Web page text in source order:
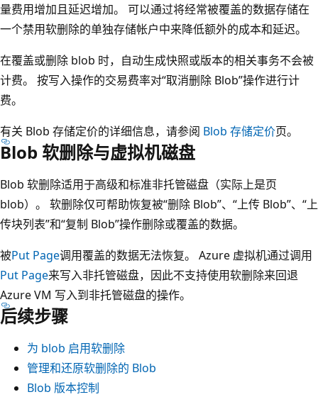
量费用增加且延迟增加。 可以通过将经常被覆盖的数据存储在
一个禁用软删除的单独存储帐户中来降低额外的成本和延迟。
在覆盖或删除 blob 时，自动生成快照或版本的相关事务不会被
计费。 按写入操作的交易费率对“取消删除 Blob”操作进行计
费。
有关 Blob 存储定价的详细信息，请参阅 Blob 存储定价页。
Blob 软删除与虚拟机磁盘
Blob 软删除适用于高级和标准非托管磁盘（实际上是页
blob）。 软删除仅可帮助恢复被“删除 Blob”、“上传 Blob”、“上
传块列表”和“复制 Blob”操作删除或覆盖的数据。
被Put Page调用覆盖的数据无法恢复。 Azure 虚拟机通过调用
Put Page来写入非托管磁盘，因此不支持使用软删除来回退
Azure VM 写入到非托管磁盘的操作。
后续步骤
为 blob 启用软删除
管理和还原软删除的 Blob
Blob 版本控制